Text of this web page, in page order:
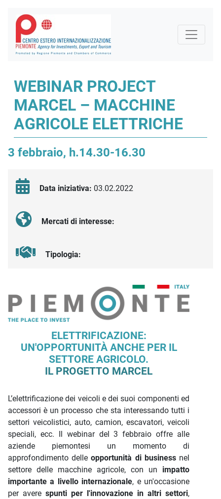
WEBINAR PROJECT
MARCEL – MACCHINE
AGRICOLE ELETTRICHE
3 febbraio, h.14.30-16.30
Data iniziativa: 03.02.2022
Mercati di interesse:
Tipologia:
Descrizione iniziativa
ELETTRIFICAZIONE:
UN'OPPORTUNITÀ ANCHE PER IL
SETTORE AGRICOLO.
IL PROGETTO MARCEL
L’elettrificazione dei veicoli e dei suoi componenti ed
accessori è un processo che sta interessando tutti i
settori veicolistici, auto, camion, escavatori, veicoli
speciali, ecc. Il webinar del 3 febbraio offre alle
aziende piemontesi un momento di
approfondimento delleopportunità di businessnel
settore delle macchine agricole, con un impatto
importante a livello internazionale, e un'occasione
per avere spunti per l'innovazione in altri settori,